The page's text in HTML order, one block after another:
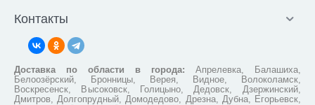
Контакты
Доставка по области в города: Апрелевка, Балашиха,
Белоозёрский, Бронницы, Верея, Видное, Волоколамск,
Воскресенск, Высоковск, Голицыно, Дедовск, Дзержинский,
Дмитров, Долгопрудный, Домодедово, Дрезна, Дубна, Егорьевск,